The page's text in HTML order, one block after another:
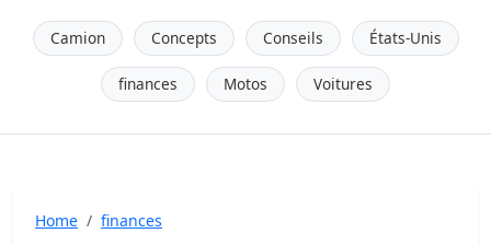
Camion Concepts Conseils États-Unis
finances Motos Voitures
Home finances